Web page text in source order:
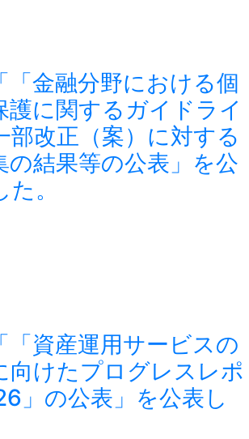
「金融分野における個
護に関するガイドライ
部改正（案）に対する
の結果等の公表」を公
。
「資産運用サービスの
向けたプログレスレポ
」の公表」を公表し